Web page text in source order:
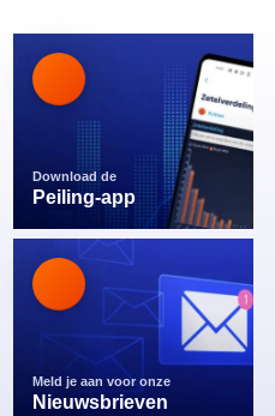
Download de
Peiling-app
Meld je aan voor onze
Nieuwsbrieven